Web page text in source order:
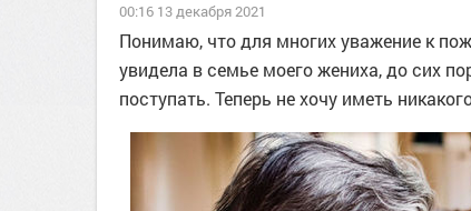
00:16 13 декабря 2021
Понимаю, что для многих уважение к
увидела в семье моего жениха, до сих
поступать. Теперь не хочу иметь